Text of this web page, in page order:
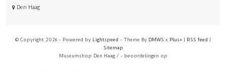
Den Haag
© Copyright 2026 - Powered by Lightspeed - Theme By DMWS x Plus+ | RSS feed |
Sitemap
Museumshop Den Haag / - beoordelingen op